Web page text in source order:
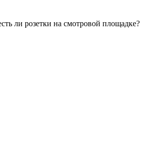
ли розетки на смотровой площадке?